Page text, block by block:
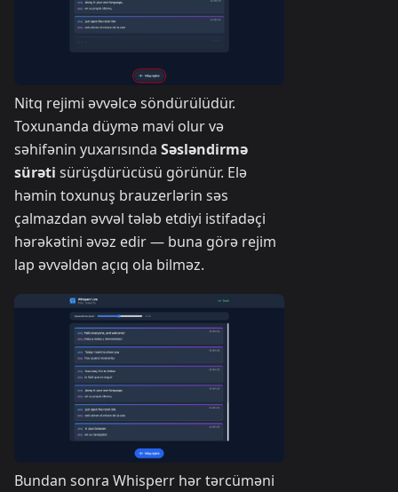
Nitq rejimi əvvəlcə söndürülüdür.
Toxunanda düymə mavi olur və
səhifənin yuxarısında Səsləndirmə
sürəti sürüşdürücüsü görünür. Elə
həmin toxunuş brauzerlərin səs
çalmazdan əvvəl tələb etdiyi istifadəçi
hərəkətini əvəz edir — buna görə rejim
lap əvvəldən açıq ola bilməz.
Bundan sonra Whisperr hər tərcüməni